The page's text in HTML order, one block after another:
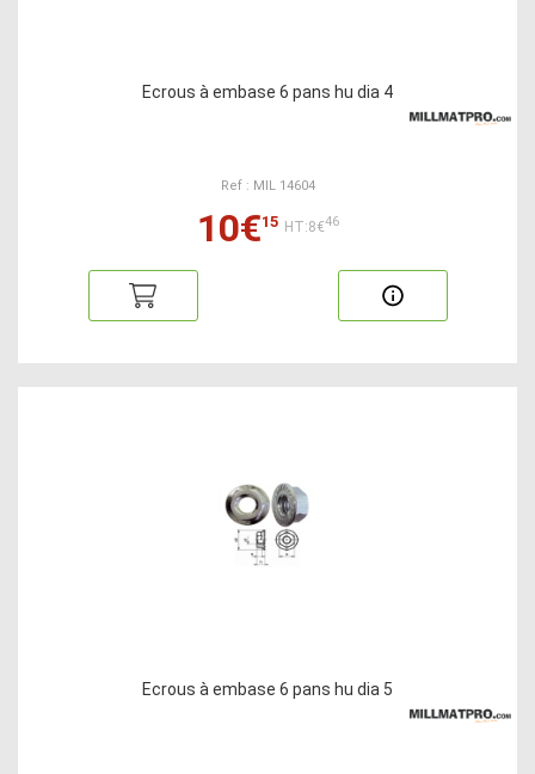
Ecrous à embase 6 pans hu dia 4
Ref : MIL 14604
10€15 HT:8€46
Ecrous à embase 6 pans hu dia 5